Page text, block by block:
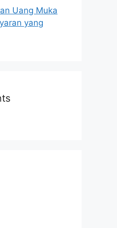
Uang Muka
yang